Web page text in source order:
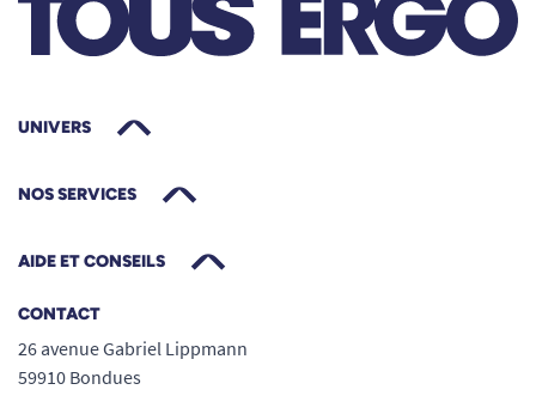
mains propres et sèches.
exposées ou rugueuses (dos des mains,
Renouveler l’application aussi souvent que
lavage ou en cas d’exposition à des
Recommandée pour :
Les professionnels (santé, restauration,
petite enfance, industrie, ménage…)
UNIVERS
NOS SERVICES
AIDE ET CONSEILS
CONTACT
26 avenue Gabriel Lippmann
59910 Bondues